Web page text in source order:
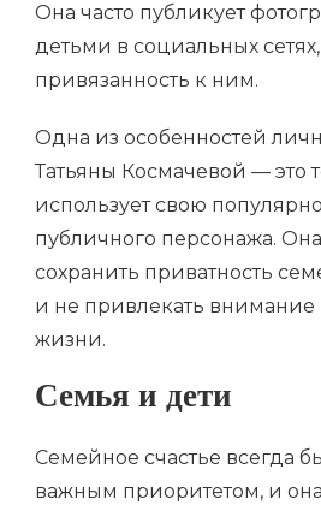
Она часто публикует
детьми в социальных
привязанность к ним.
Одна из особенностей
Татьяны Космачевой — это
использует свою
публичного персонажа. Она
сохранить приватность
и не привлекать внимание
жизни.
Семья и дети
Семейное счастье всегда
важным приоритетом, и